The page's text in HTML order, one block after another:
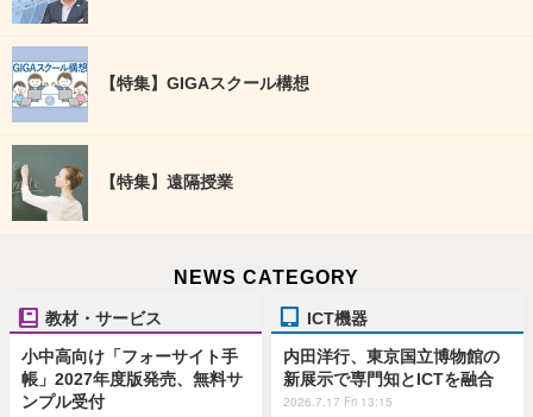
【特集】GIGAスクール構想
【特集】遠隔授業
NEWS CATEGORY
教材・サービス
小中高向け「フォーサイト手
帳」2027年度版発売、無料サ
ンプル受付
ICT機器
内田洋行、東京国立博物館の
新展示で専門知とICTを融合
2026.7.17 Fri 13:15